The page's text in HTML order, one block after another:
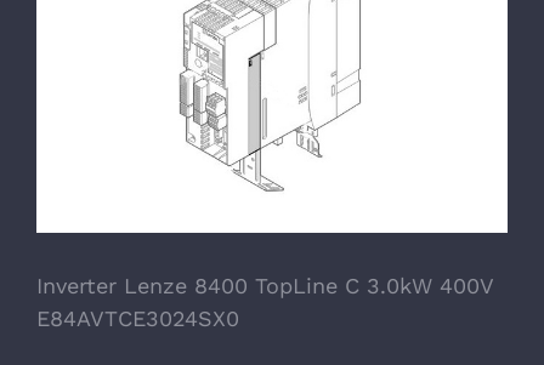
Inverter Lenze 8400 TopLine C 3.0kW 400V
E84AVTCE3024SX0